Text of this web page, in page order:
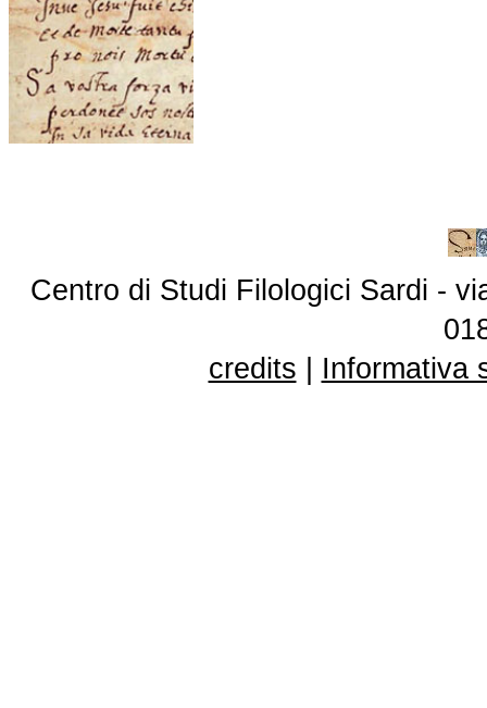
Centro di Studi Filologici Sardi -
credits
Informativa